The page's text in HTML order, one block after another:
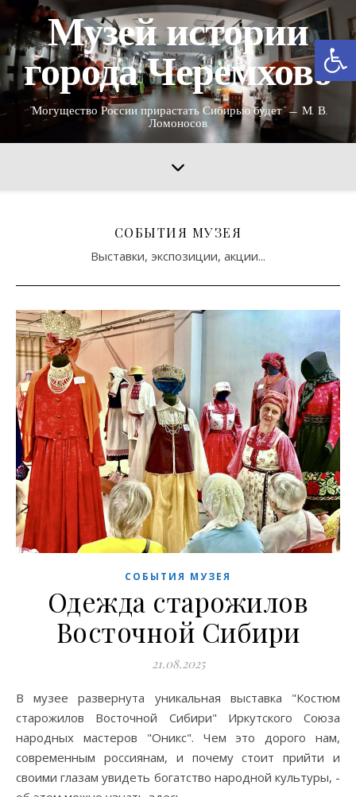
Музей истории
города Черемхово
"Могущество России прирастать Сибирью будет" — М. В.
Ломоносов
СОБЫТИЯ МУЗЕЯ
Выставки, экспозиции, акции...
СОБЫТИЯ МУЗЕЯ
Одежда старожилов
Восточной Сибири
21.08.2025
В музее развернута уникальная выставка "Костюм
старожилов Восточной Сибири" Иркутского Союза
народных мастеров "Оникс". Чем это дорого нам,
современным россиянам, и почему стоит прийти и
своими глазам увидеть богатство народной культуры, -